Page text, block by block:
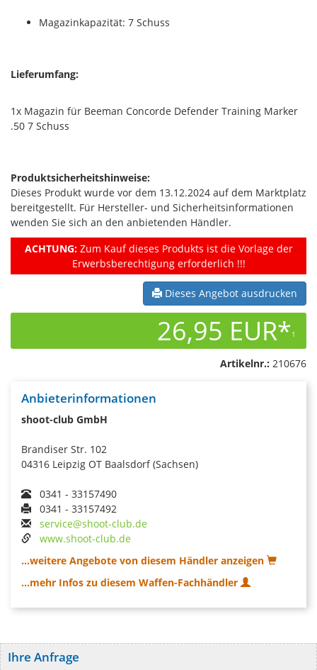
Magazinkapazität: 7 Schuss
Lieferumfang:
1x Magazin für Beeman Concorde Defender Training Marker
.50 7 Schuss
Produktsicherheitshinweise:
Dieses Produkt wurde vor dem 13.12.2024 auf dem Marktplatz
bereitgestellt. Für Hersteller- und Sicherheitsinformationen
wenden Sie sich an den anbietenden Händler.
ACHTUNG:Zum Kauf dieses Produkts ist die Vorlage der
Erwerbsberechtigung erforderlich !!!
Dieses Angebot ausdrucken
26,95 EUR*1
Artikelnr.: 210676
Anbieterinformationen
shoot-club GmbH
Brandiser Str. 102
04316 Leipzig OT Baalsdorf (Sachsen)
0341 - 33157490
0341 - 33157492
service@shoot-club.de
www.shoot-club.de
...weitere Angebote von diesem Händler anzeigen
...mehr Infos zu diesem Waffen-Fachhändler
Ihre Anfrage